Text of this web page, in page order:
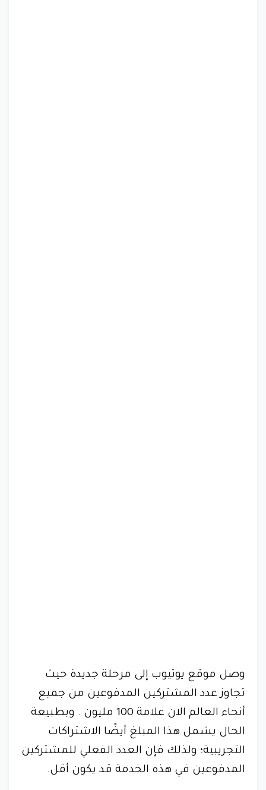
وصل موقع يوتيوب إلى مرحلة جديدة حيث
تجاوز عدد المشتركين المدفوعين من جميع
أنحاء العالم الان علامة 100 مليون . وبطبيعة
الحال يشمل هذا المبلغ أيضًا الاشتراكات
التجريبية؛ ولذلك فإن العدد الفعلي للمشتركين
المدفوعين في هذه الخدمة قد يكون أقل.